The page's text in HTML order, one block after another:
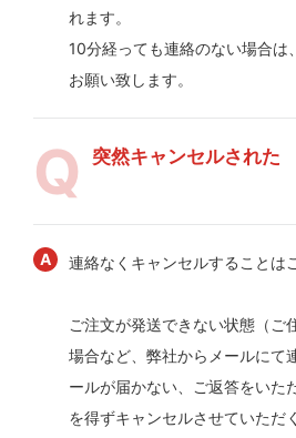
れます。
10分経っても連絡のない場合は
お願い致します。
突然キャンセルされた
連絡なくキャンセルすることは
ご注文が発送できない状態（ご
場合など、弊社からメールにて
ールが届かない、ご返答をいた
を得ずキャンセルさせていただ